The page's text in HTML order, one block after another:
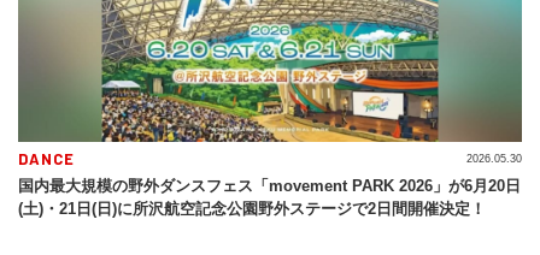
DANCE
国内最大規模の野外ダンスフェス「movement PARK 2026」が6月20日
(土)・21日(日)に所沢航空記念公園野外ステージで2日間開催決定！
2026.05.30